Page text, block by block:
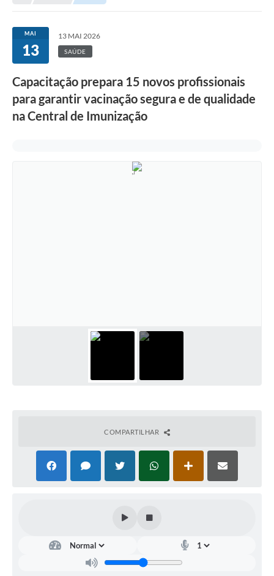
MAI
13
13 MAI 2026
SAÚDE
Capacitação prepara 15 novos profissionais
para garantir vacinação segura e de qualidade
na Central de Imunização
COMPARTILHAR